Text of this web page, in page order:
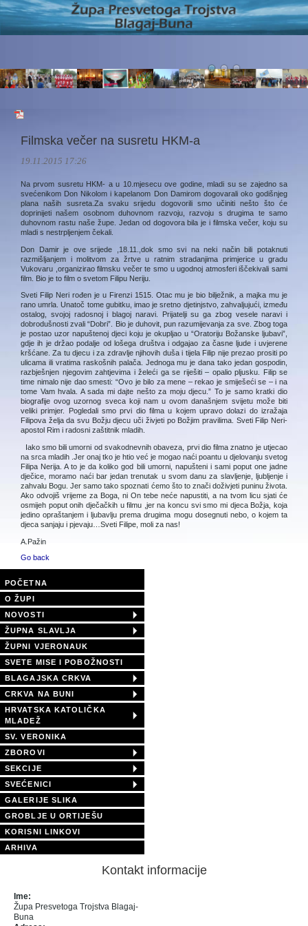
Filmska večer na susretu HKM-a
19.11.2015 17:26
Na prvom susretu HKM- a u 10.mjesecu ove godine, mladi su se zajedno sa
svećenikom Don Nikolom i kapelanom Don Damirom dogovarali oko godišnjeg
plana naših susreta.Za svaku srijedu dogovorili smo učiniti nešto što će
doprinijeti našem osobnom duhovnom razvoju, razvoju s drugima te samo
duhovnom rastu naše župe. Jedan od dogovora bila je i filmska večer, koju su
mladi s nestrpljenjem čekali.
Don Damir je ove srijede ,18.11.,dok smo svi na neki način bili potaknuti
razmišljanjem i molitvom za žrtve u ratnim stradanjima primjerice u gradu
Vukovaru ,organizirao filmsku večer te smo u ugodnoj atmosferi iščekivali sami
film. Bio je to film o svetom Filipu Neriju.
Sveti Filip Neri rođen je u Firenzi 1515. Otac mu je bio bilježnik, a majka mu je
rano umrla. Unatoč tome gubitku, imao je sretno djetinjstvo, zahvaljujući, između
ostalog, svojoj radosnoj i blagoj naravi. Prijatelji su ga zbog vesele naravi i
dobrodušnosti zvali “Dobri”. Bio je duhovit, pun razumijevanja za sve. Zbog toga
je postao uzor napuštenoj djeci koju je okupljao u “Oratoriju Božanske ljubavi”,
gdje ih je držao podalje od lošega društva i odgajao za časne ljude i uvjerene
kršćane. Za tu djecu i za zdravlje njihovih duša i tijela Filip nije prezao prositi po
ulicama ili vratima raskošnih palača. Jednoga mu je dana tako jedan gospodin,
razbješnjen njegovim zahtjevima i želeći ga se riješiti – opalio pljusku. Filip se
time nimalo nije dao smesti: “Ovo je bilo za mene – rekao je smiješeći se – i na
tome Vam hvala. A sada mi dajte nešto za moju djecu.” To je samo kratki dio
biografije ovog uzornog sveca koji nam u ovom današnjem svijetu može biti
veliki primjer. Pogledali smo prvi dio filma u kojem upravo dolazi do izražaja
Filipova želja da svu Božju djecu uči živjeti po Božjim pravilima. Sveti Filip Neri-
apostol Rim i radosni zaštitnik mladih.
Iako smo bili umorni od svakodnevnih obaveza, prvi dio filma znatno je utjecao
na srca mladih .Jer onaj tko je htio već je mogao naći poantu u djelovanju svetog
Filipa Nerija. A to je da koliko god bili umorni, napušteni i sami poput one jadne
dječice, moramo naći bar jedan trenutak u svom danu za slavljenje, ljubljenje i
zahvalu Bogu. Jer samo tako spoznati ćemo što to znači doživjeti puninu života.
Ako odvojiš vrijeme za Boga, ni On tebe neće napustiti, a na tvom licu sjati će
osmijeh poput onih dječačkih u filmu ,jer na koncu svi smo mi djeca Božja, koja
jedino opraštanjem i ljubavlju prema drugima mogu dosegnuti nebo, o kojem ta
djeca sanjaju i pjevaju…Sveti Filipe, moli za nas!
A.Pažin
Go back
POČETNA
O ŽUPI
NOVOSTI
ŽUPNA SLAVLJA
ŽUPNI VJERONAUK
SVETE MISE I POBOŽNOSTI
BLAGAJSKA CRKVA
CRKVA NA BUNI
HRVATSKA KATOLIČKA
MLADEŽ
SV. VERONIKA
ZBOROVI
SEKCIJE
SVEĆENICI
GALERIJE SLIKA
GROBLJE U ORTIJEŠU
KORISNI LINKOVI
ARHIVA
Kontakt informacije
Ime:
Župa Presvetoga Trojstva Blagaj-
Buna